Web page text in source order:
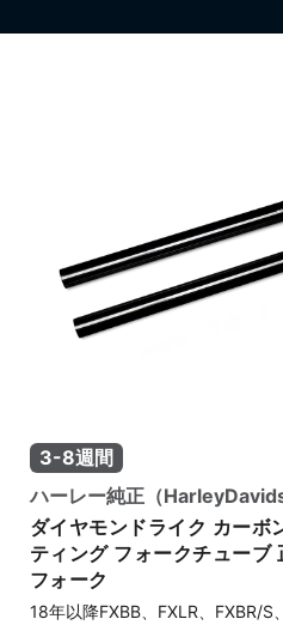
3-8週間
ハーレー純正（
ダイヤモンドライク カーボ
ティング フォークチューブ
フォーク
18年以降FXBB、FXLR、FXBR/S